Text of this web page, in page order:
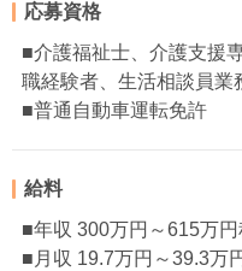
応募資格
■介護福祉士、介護支援
職経験者、生活相談員業
■普通自動車運転免許
給料
■年収 300万円～615万円
■月収 19.7万円～39.3万